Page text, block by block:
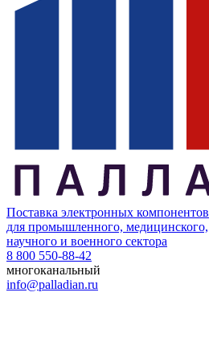
Поставка электронных компонентов
для промышленного, медицинского,
научного и военного сектора
8 800 550-88-42
многоканальный
info@palladian.ru